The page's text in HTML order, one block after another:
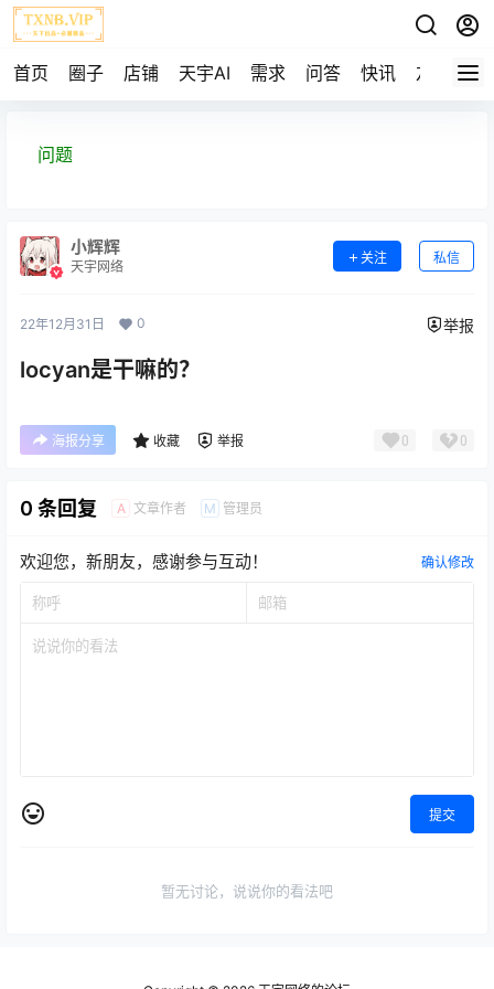
首页 圈子 店铺 天宇AI 需求 问答 快讯 友链
问题
小辉辉
天宇网络
关注 私信
22年12月31日 0 举报
locyan是干嘛的？
海报分享 收藏 举报 0 0
0 条回复 A 文章作者 M 管理员
欢迎您，新朋友，感谢参与互动！ 确认修改
提交
暂无讨论，说说你的看法吧